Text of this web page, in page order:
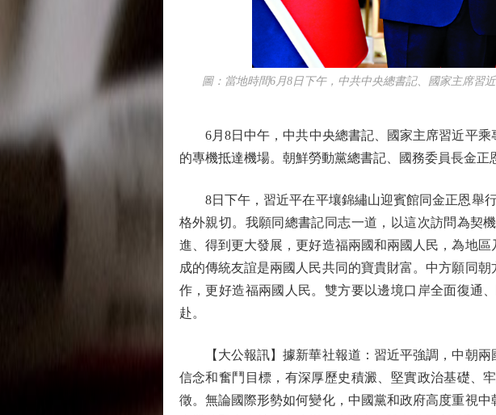
圖：當地時間6月8日下午，中共中央總書記、國家主席習
6月8日中午，中共中央總書記、國家主席習近平乘
的專機抵達機場。朝鮮勞動黨總書記、國務委員長金正
8日下午，習近平在平壤錦繡山迎賓館同金正恩舉行
格外親切。我願同總書記同志一道，以這次訪問為契
進、得到更大發展，更好造福兩國和兩國人民，為地
成的傳統友誼是兩國人民共同的寶貴財富。中方願同
作，更好造福兩國人民。雙方要以邊境口岸全面復通
赴。
【大公報訊】據新華社報道：習近平強調，中朝兩
信念和奮鬥目標，有深厚歷史積澱、堅實政治基礎、
徵。無論國際形勢如何變化，中國黨和政府高度重視